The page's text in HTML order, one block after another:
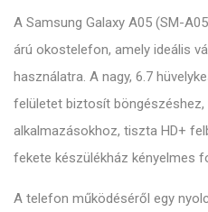
A Samsung Galaxy A05 (SM-
árú okostelefon, amely ideális
használatra. A nagy, 6.7
felületet biztosít
alkalmazásokhoz, tiszta HD+
fekete készülékház kényelmes
A telefon működéséről egy